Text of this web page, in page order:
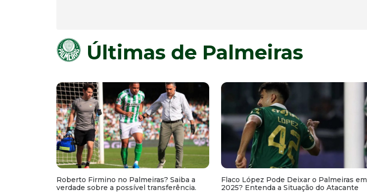
Últimas de Palmeiras
Roberto Firmino no Palmeiras? Saiba a
verdade sobre a possível transferência.
Flaco López Pode Deixar o Palmeiras em
2025? Entenda a Situação do Atacante